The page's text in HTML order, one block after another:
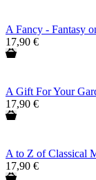
A Fancy - Fantasy
17,90 €
A Gift For Your
17,90 €
A to Z of Classical
17,90 €